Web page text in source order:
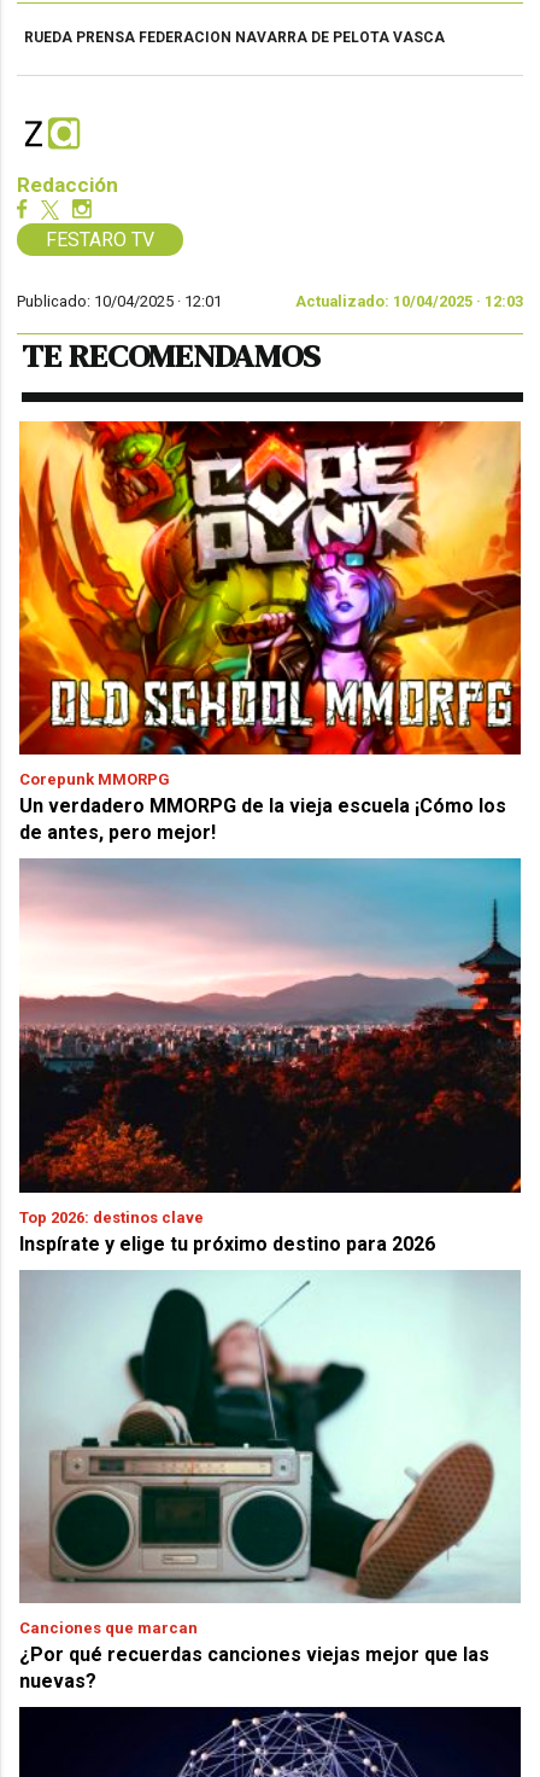
RUEDA PRENSA FEDERACION NAVARRA DE PELOTA VASCA
Redacción
FESTARO TV
Publicado: 10/04/2025 · 12:01 Actualizado: 10/04/2025 · 12:03
TE RECOMENDAMOS
Corepunk MMORPG
Un verdadero MMORPG de la vieja escuela ¡Cómo los
de antes, pero mejor!
Top 2026: destinos clave
Inspírate y elige tu próximo destino para 2026
Canciones que marcan
¿Por qué recuerdas canciones viejas mejor que las
nuevas?